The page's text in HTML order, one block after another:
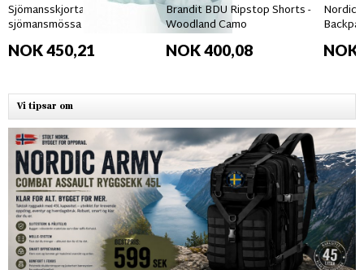
Sjömansskjorta &
sjömansmössa vit - UNISEX
NOK 450,21
Brandit BDU Ripstop Shorts -
Woodland Camo
NOK 400,08
Nordic
NOK
Vi tipsar om